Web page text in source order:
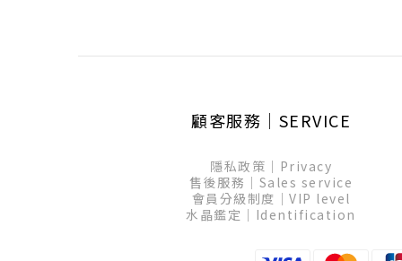
顧客服務│SERVICE
隱私政策│Privacy
售後服務│Sales service
會員分級制度│VIP level
水晶鑑定│Identification